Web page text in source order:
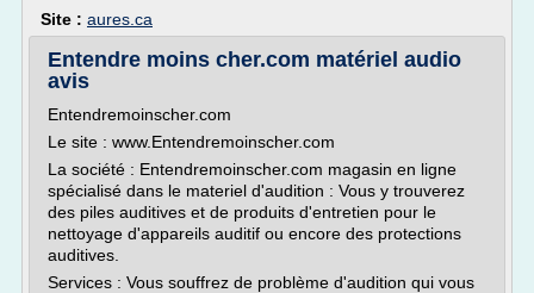
Site : aures.ca
Entendre moins cher.com matériel audio
avis
Entendremoinscher.com
Le site : www.Entendremoinscher.com
La société : Entendremoinscher.com magasin en ligne
spécialisé dans le materiel d'audition : Vous y trouverez
des piles auditives et de produits d'entretien pour le
nettoyage d'appareils auditif ou encore des protections
auditives.
Services : Vous souffrez de problème d'audition qui vous